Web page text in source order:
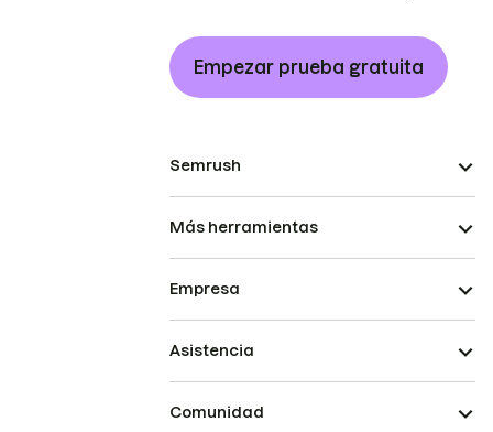
Empezar prueba gratuita
Semrush
Más herramientas
Empresa
Asistencia
Comunidad